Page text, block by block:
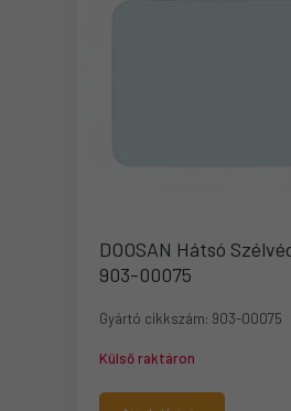
DOOSAN Hátsó
903-00075
Gyártó cikkszám: 903-00075
Külső raktáron